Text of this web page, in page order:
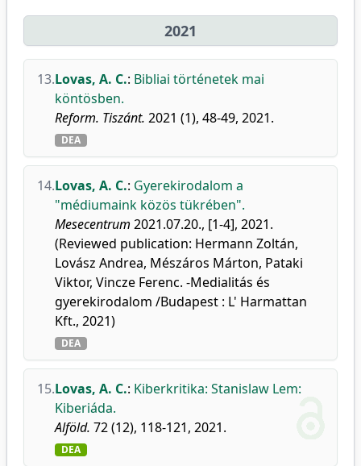
2021
13.Lovas, A. C.: Bibliai történetek mai
köntösben.
Reform. Tiszánt. 2021 (1), 48-49, 2021.
DEA
14.Lovas, A. C.: Gyerekirodalom a
"médiumaink közös tükrében".
Mesecentrum 2021.07.20., [1-4], 2021.
(Reviewed publication: Hermann Zoltán,
Lovász Andrea, Mészáros Márton, Pataki
Viktor, Vincze Ferenc. -Medialitás és
gyerekirodalom /Budapest : L' Harmattan
Kft., 2021)
DEA
15.Lovas, A. C.: Kiberkritika: Stanislaw Lem:
Kiberiáda.
Alföld. 72 (12), 118-121, 2021.
DEA